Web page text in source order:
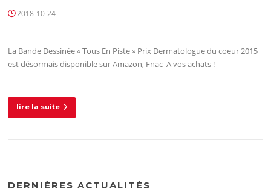
2018-10-24
La Bande Dessinée « Tous En Piste » Prix Dermatologue du coeur 2015
est désormais disponible sur Amazon, Fnac A vos achats !
lire la suite
DERNIÈRES ACTUALITÉS